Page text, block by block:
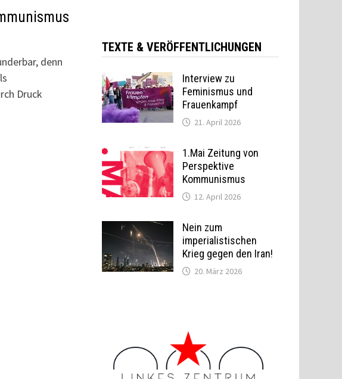
denn
Druck
TEXTE & VERÖFFENTLICHUNGEN
Interview zu
Feminismus und
Frauenkampf
21. April 2026
1.Mai Zeitung von
Perspektive
Kommunismus
12. April 2026
Nein zum
imperialistischen
Krieg gegen den Iran!
20. März 2026